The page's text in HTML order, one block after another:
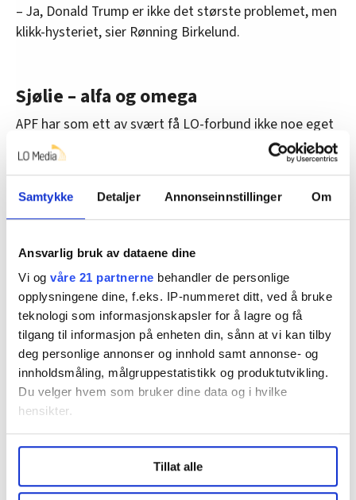
Samtykke Detaljer Annonseinnstillinger Om
Ansvarlig bruk av dataene dine
Vi og våre 21 partnerne behandler de personlige
opplysningene dine, f.eks. IP-nummeret ditt, ved å bruke
teknologi som informasjonskapsler for å lagre og få
tilgang til informasjon på enheten din, sånn at vi kan tilby
deg personlige annonser og innhold samt annonse- og
innholdsmåling, målgruppestatistikk og produktutvikling.
Du velger hvem som bruker dine data og i hvilke
hensikter.
Undermer infokan du lese om hvordan dine personlige
data behandles og hvordan du kan velge hvordan de skal
brukes. Du kan hele tiden endre eller trekke tilbake ditt
Tillat alle
– Ja, Donald Trump er ikke det største problemet, men
klikk-hysteriet, sier Rønning Birkelund.
Sjølie – alfa og omega
APF har som ett av svært få LO-forbund ikke noe eget
medlemsblad. Dette til tross for at medlemmene stort
sett består av journalister og redaktører i ulike medier.
Alle medlemmene får i dag LO-Aktuelt, men det blir jo
ikke helt det samme. Dette er knyttet til manglende
eksempel 100-årsjubileet for ti år siden var det heller
ikke penger til. Sjøl om Hanssen påpeker at forbundet
har en stolt historie.
– Hvem av våre medlemmer ville lest en sånn bok? Spør
Sjølie.
Mens Nielsen påpeker at medieprofessor Rune
Ottosen har skrevet om APF i tidsskriftet til Norsk
Pressehistorisk Forening.
I APF er det mye idealisme som rår. Hanssen, som er
journalist i LO Media på heltid, forteller at hun gjerne